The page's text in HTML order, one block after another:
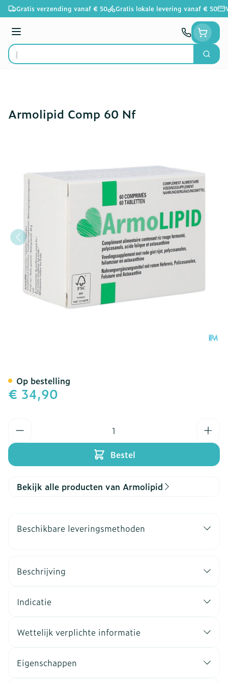
Ga naar de inhoud
Gratis verzending vanaf € 50 Gratis lokale levering vanaf € 50
Menu
Product, merk, categorie...
Zoek
Armolipid Comp 60 Nf
€ 34,90
Bestel
Op bestelling
Bekijk alle producten van Armolipid
Beschikbare leveringsmethoden
Beschrijving
Indicatie
Wettelijk verplichte informatie
Eigenschappen